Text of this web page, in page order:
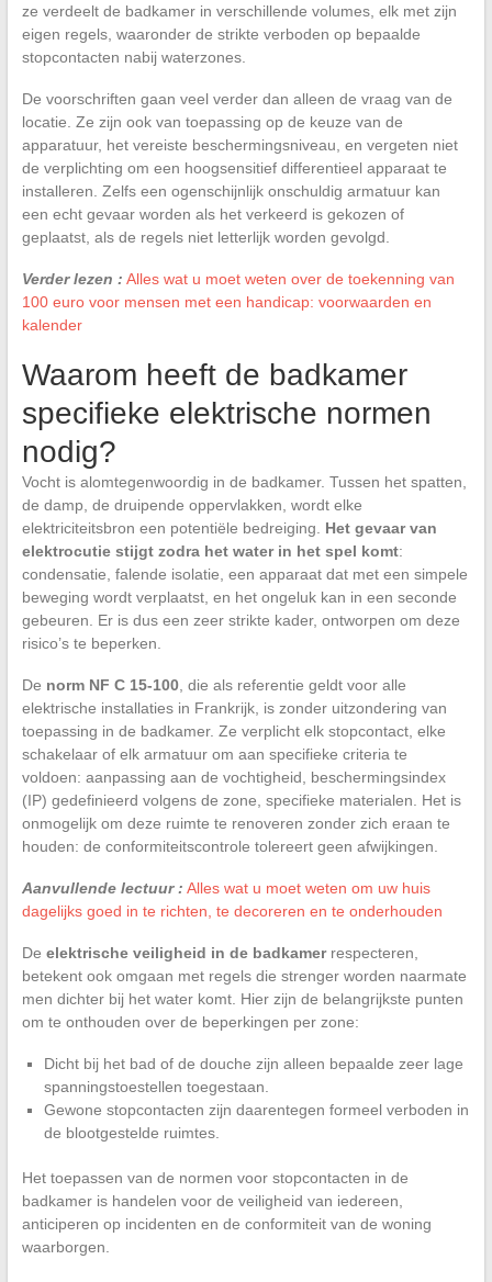
ze verdeelt de badkamer in verschillende volumes, elk met zijn
eigen regels, waaronder de strikte verboden op bepaalde
stopcontacten nabij waterzones.
De voorschriften gaan veel verder dan alleen de vraag van de
locatie. Ze zijn ook van toepassing op de keuze van de
apparatuur, het vereiste beschermingsniveau, en vergeten niet
de verplichting om een hoogsensitief differentieel apparaat te
installeren. Zelfs een ogenschijnlijk onschuldig armatuur kan
een echt gevaar worden als het verkeerd is gekozen of
geplaatst, als de regels niet letterlijk worden gevolgd.
Verder lezen : Alles wat u moet weten over de toekenning van
100 euro voor mensen met een handicap: voorwaarden en
kalender
Waarom heeft de badkamer
specifieke elektrische normen
nodig?
Vocht is alomtegenwoordig in de badkamer. Tussen het spatten,
de damp, de druipende oppervlakken, wordt elke
elektriciteitsbron een potentiële bedreiging. Het gevaar van
elektrocutie stijgt zodra het water in het spel komt:
condensatie, falende isolatie, een apparaat dat met een simpele
beweging wordt verplaatst, en het ongeluk kan in een seconde
gebeuren. Er is dus een zeer strikte kader, ontworpen om deze
risico’s te beperken.
De norm NF C 15-100, die als referentie geldt voor alle
elektrische installaties in Frankrijk, is zonder uitzondering van
toepassing in de badkamer. Ze verplicht elk stopcontact, elke
schakelaar of elk armatuur om aan specifieke criteria te
voldoen: aanpassing aan de vochtigheid, beschermingsindex
(IP) gedefinieerd volgens de zone, specifieke materialen. Het is
onmogelijk om deze ruimte te renoveren zonder zich eraan te
houden: de conformiteitscontrole tolereert geen afwijkingen.
Aanvullende lectuur : Alles wat u moet weten om uw huis
dagelijks goed in te richten, te decoreren en te onderhouden
De elektrische veiligheid in de badkamerrespecteren,
betekent ook omgaan met regels die strenger worden naarmate
men dichter bij het water komt. Hier zijn de belangrijkste punten
om te onthouden over de beperkingen per zone:
Dicht bij het bad of de douche zijn alleen bepaalde zeer lage
spanningstoestellen toegestaan.
Gewone stopcontacten zijn daarentegen formeel verboden in
de blootgestelde ruimtes.
Het toepassen van de normen voor stopcontacten in de
badkamer is handelen voor de veiligheid van iedereen,
anticiperen op incidenten en de conformiteit van de woning
waarborgen.